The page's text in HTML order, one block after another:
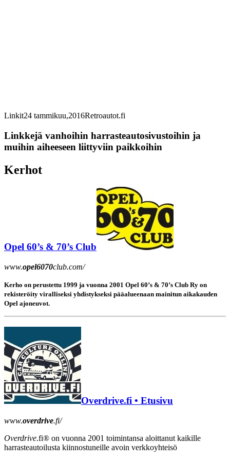
Linkit24 tammikuu,2016Retroautot.fi
Linkkejä vanhoihin harrasteautosivustoihin ja
muihin aiheeseen liittyviin paikkoihin
Kerhot
Opel 60’s & 70’s Club
www.opel6070club.com/
Kerho on perustettu 1999 ja vuonna 2001 Opel 60’s & 70’s Club Ry on
rekisteröity viralliseksi yhdistykseksi pääalueenaan mainitun aikakauden
Opel ajoneuvot.
Overdrive.fi • Etusivu
www.overdrive.fi/
Overdrive.fi® on vuonna 2001 toimintansa aloittanut kaikille
harrasteautoilusta kiinnostuneille avoin verkkoyhteisö